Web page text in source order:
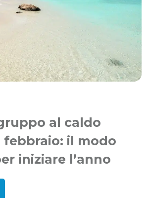
al caldo
febbraio: il modo
iniziare l’anno